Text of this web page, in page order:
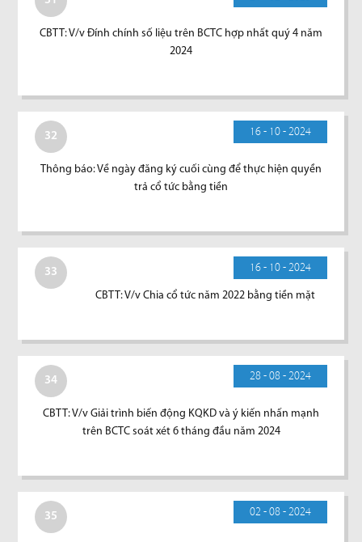
CBTT: V/v Đính chính số liệu trên BCTC hợp nhất quý 4 năm
2024
32 16 - 10 - 2024
Thông báo: Về ngày đăng ký cuối cùng để thực hiện quyền
trả cổ tức bằng tiền
33 16 - 10 - 2024
CBTT: V/v Chia cổ tức năm 2022 bằng tiền mặt
34 28 - 08 - 2024
CBTT: V/v Giải trình biến động KQKD và ý kiến nhấn mạnh
trên BCTC soát xét 6 tháng đầu năm 2024
35 02 - 08 - 2024